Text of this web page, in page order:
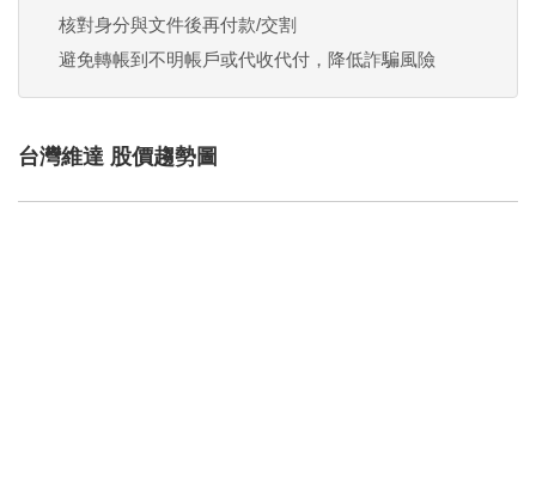
核對身分與文件後再付款/交割
避免轉帳到不明帳戶或代收代付，降低詐騙風險
台灣維達 股價趨勢圖